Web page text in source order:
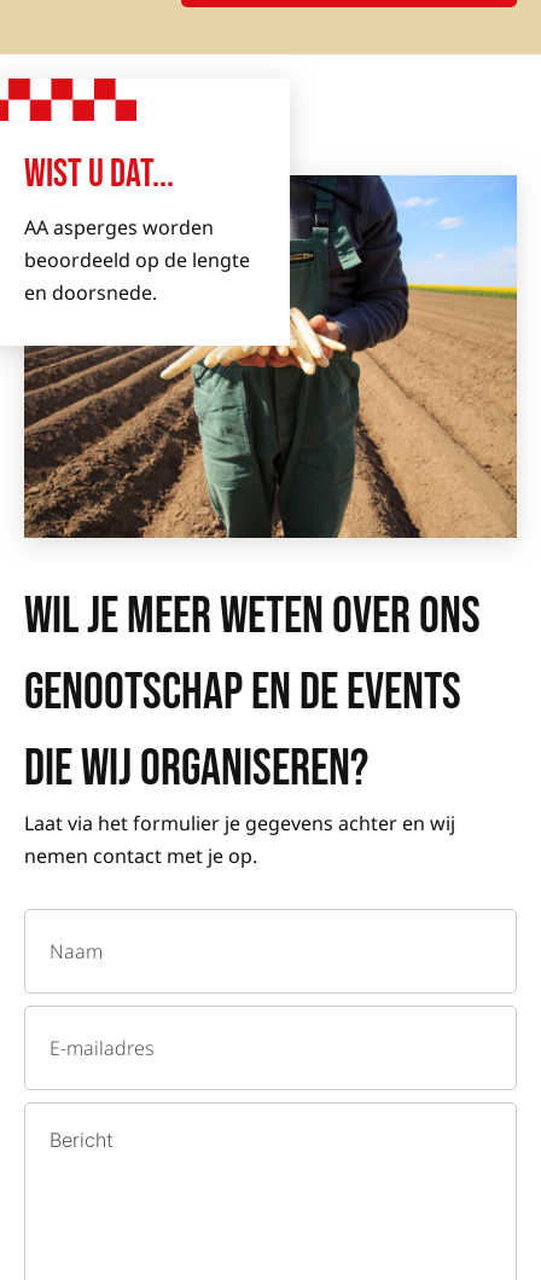
WIST U DAT...
AA asperges worden
beoordeeld op de lengte
en doorsnede.
WIL JE MEER WETEN OVER ONS
GENOOTSCHAP EN DE EVENTS
DIE WIJ ORGANISEREN?
Laat via het formulier je gegevens achter en wij
nemen contact met je op.